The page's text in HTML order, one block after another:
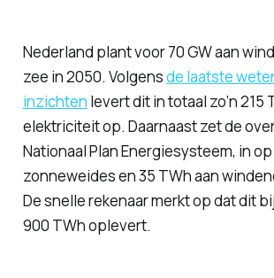
Nederland plant voor 70 GW aan
zee in 2050. Volgensde laatste
inzichten levert dit in totaal zo’n 215
elektriciteit op. Daarnaast zet de
Nationaal Plan Energiesysteem, in
zonneweides en 35 TWh aan
De snelle rekenaar merkt op dat dit
900 TWh oplevert.